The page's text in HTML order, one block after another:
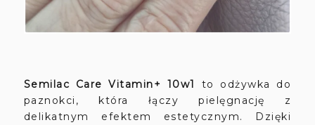
Semilac Care Vitamin+ 10w1
to odżywka do
paznokci, która łączy pielęgnację z
delikatnym efektem estetycznym. Dzięki